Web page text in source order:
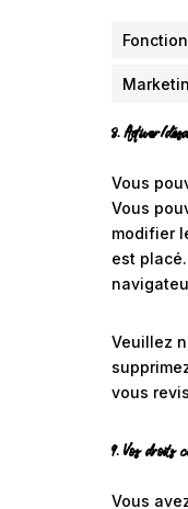
8. Activer/
Vous
Vous
modifier
est
Veuillez
vous
9. Vos droits
Vous